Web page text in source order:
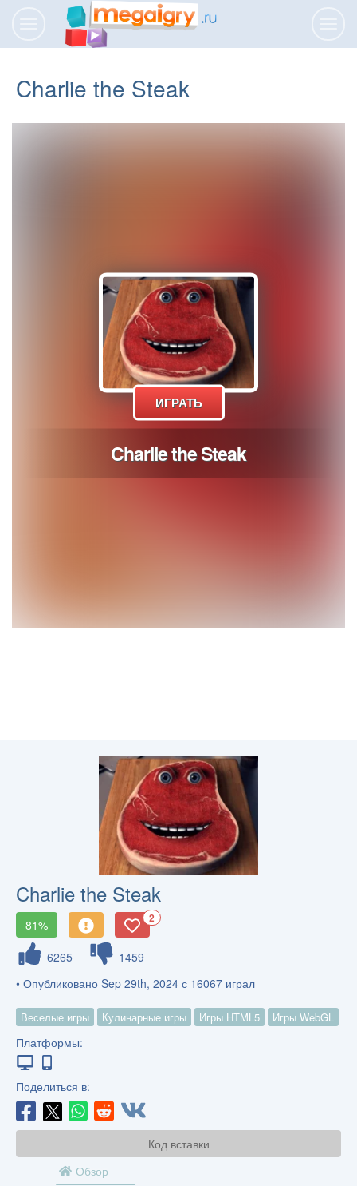
Переключить
навигацию
Charlie the Steak
Charlie the Steak
81% 2
6265
1459
• Опубликовано Sep 29th, 2024 с 16067 играл
Веселые игры Кулинарные игры Игры HTML5 Игры WebGL
Платформы:
Поделиться в:
Код вставки
Обзор